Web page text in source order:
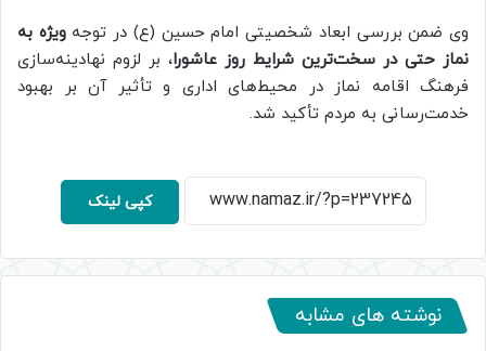
وی ضمن بررسی ابعاد شخصیتی امام حسین (ع) در توجهویژه به
نماز حتی در سخت‌ترین شرایط روز عاشورا، بر لزوم نهادینه‌سازی
فرهنگ اقامه نماز در محیط‌های اداری و تأثیر آن بر بهبود
خدمت‌رسانی به مردم تأکید شد.
کپی لینک
نوشته های مشابه